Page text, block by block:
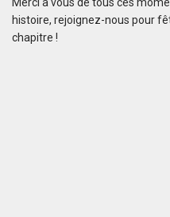
histoire, rejoignez-nous pour
chapitre !